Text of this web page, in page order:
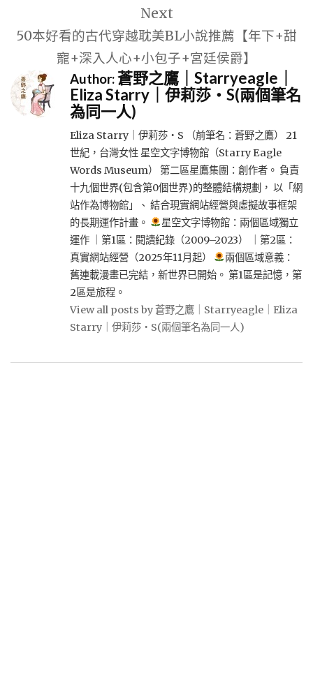
Next
50本好看的古代穿越耽美BL小說推薦【年下+甜
寵+深入人心+小包子+宮廷侯爵】
Author:蒼野之鷹｜Starryeagle｜
Eliza Starry｜伊莉莎・S(兩個筆名
為同一人)
Eliza Starry｜伊莉莎・S （前筆名：蒼野之鷹） 21
世紀，台灣女性 星空文字博物館（Starry Eagle
Words Museum） 第二區星鷹集團：創作者。 負責
十九個世界(包含第0個世界)的整體結構規劃， 以「網
站作為博物館」、 結合現實網站經營與虛擬故事框架
的長期運作計畫。
星空文字博物館：兩個區域獨立
運作 ｜第1區：閱讀紀錄（2009–2023） ｜第2區：
真實網站經營（2025年11月起）
兩個區域意義：
舊連載漫畫已完結，新世界已開始。 第1區是記憶，第
2區是旅程。
View all posts by 蒼野之鷹｜Starryeagle｜Eliza
Starry｜伊莉莎・S(兩個筆名為同一人)